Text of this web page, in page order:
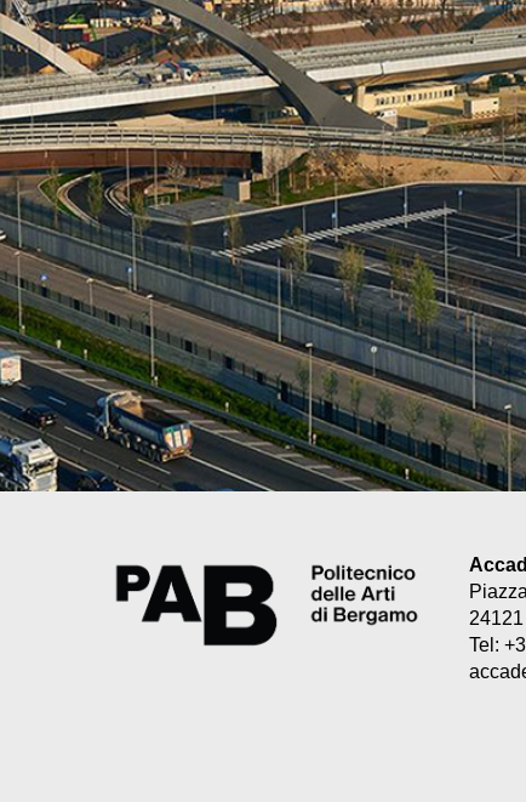
Tel: